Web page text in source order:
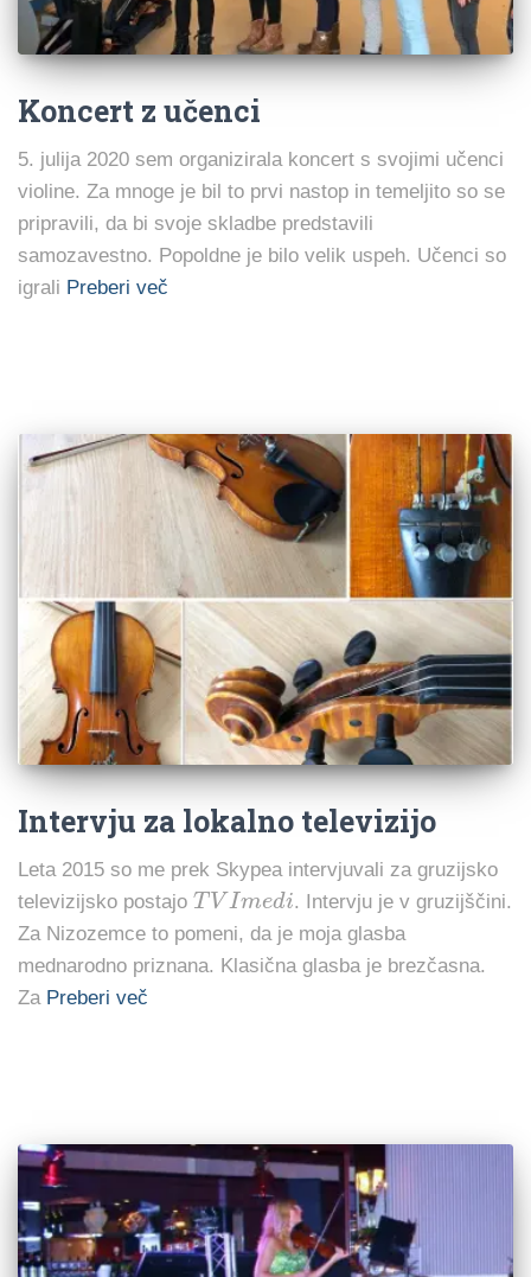
Koncert z učenci
5. julija 2020 sem organizirala koncert s svojimi učenci
violine. Za mnoge je bil to prvi nastop in temeljito so se
pripravili, da bi svoje skladbe predstavili
samozavestno. Popoldne je bilo velik uspeh. Učenci so
igrali Preberi več
Intervju za lokalno televizijo
Leta 2015 so me prek Skypea intervjuvali za gruzijsko
televizijsko postajo
TVIm e
. Intervju je v gruzijščini.
Za Nizozemce to pomeni, da je moja glasba
mednarodno priznana. Klasična glasba je brezčasna.
Za Preberi več